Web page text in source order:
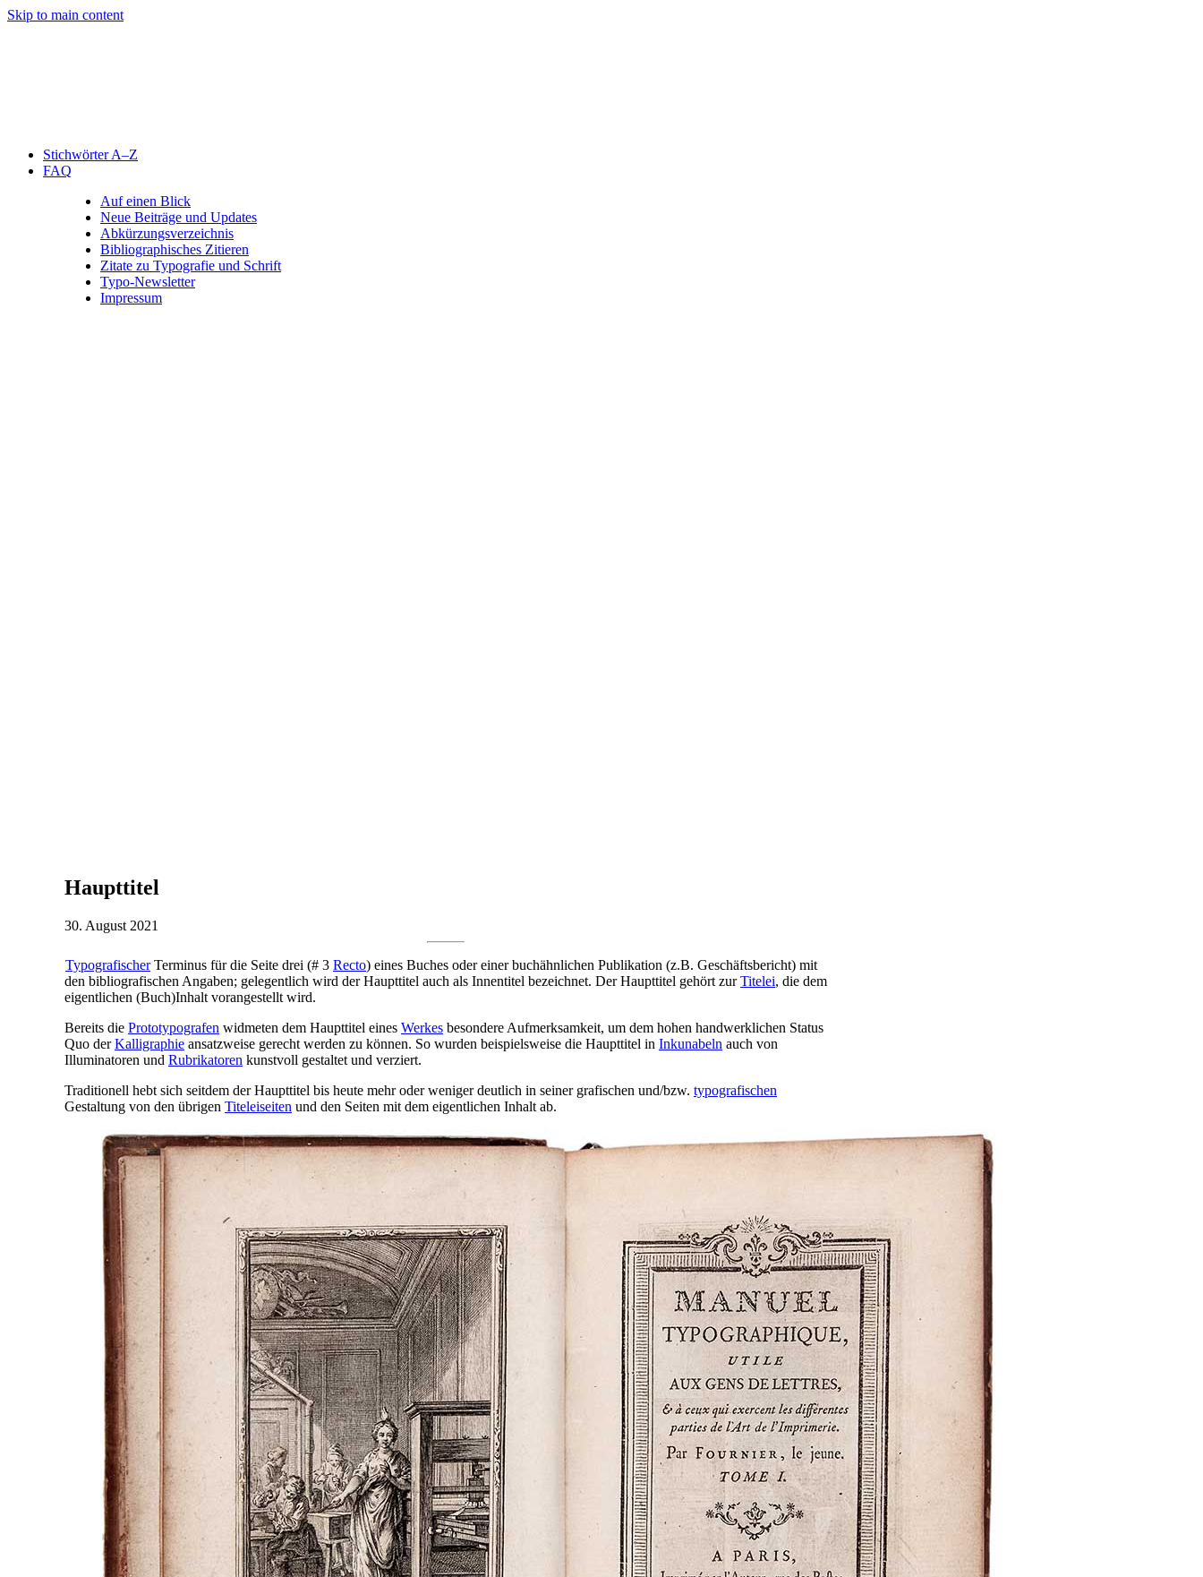
Skip to main content
Stichwörter A–Z
FAQ
Auf einen Blick
Neue Beiträge und Updates
Abkürzungsverzeichnis
Bibliographisches Zitieren
Zitate zu Typografie und Schrift
Typo-Newsletter
Impressum
Haupttitel
30. August 2021
TypografischerTerminus für die Seite drei (# 3 Recto) eines Buches oder einer buchähnlichen Publikation (z.B. Geschäftsbericht) mit
den bibliografischen Angaben; gelegentlich wird der Haupttitel auch als Innentitel bezeichnet. Der Haupttitel gehört zurTitelei, die dem
eigentlichen (Buch)Inhalt vorangestellt wird.
Bereits die Prototypografen widmeten dem Haupttitel eines Werkes besondere Aufmerksamkeit, um dem hohen handwerklichen Status
Quo derKalligraphie ansatzweise gerecht werden zu können. So wurden beispielsweise die Haupttitel in Inkunabeln auch von
Illuminatoren und Rubrikatoren kunstvoll gestaltet und verziert.
Traditionell hebt sich seitdem der Haupttitel bis heute mehr oder weniger deutlich in seiner grafischen und/bzw. typografischen
Gestaltung von den übrigen Titeleiseiten und den Seiten mit dem eigentlichen Inhalt ab.